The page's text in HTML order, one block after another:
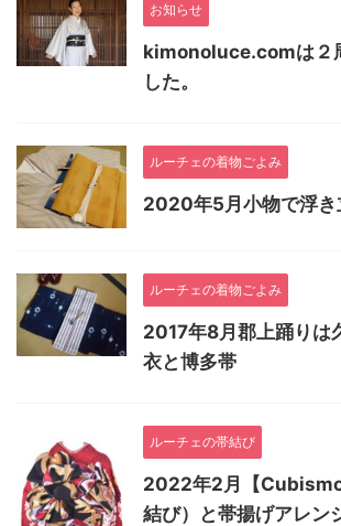
お知らせ
kimonoluce.comは２
した。
ルーチェの着物ごよみ
2020年5月小物で浮き
ルーチェの着物ごよみ
2017年8月郡上踊りは
衣と博多帯
ルーチェの帯結び
2022年2月【
結び）と帯揚げアレン